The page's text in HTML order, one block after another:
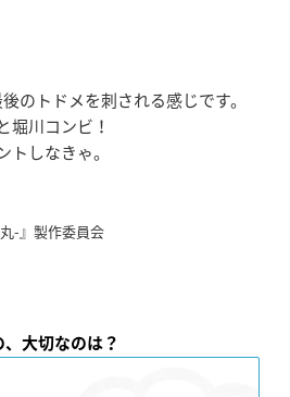
のトドメを刺される感じです。
堀川コンビ！
しなきゃ。
-』製作委員会
大切なのは？